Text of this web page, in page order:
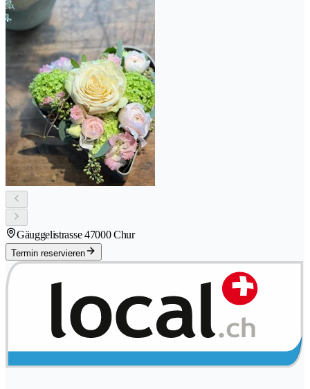
Gäuggelistrasse 47000 Chur
Termin reservieren